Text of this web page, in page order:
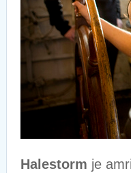
Halestorm je